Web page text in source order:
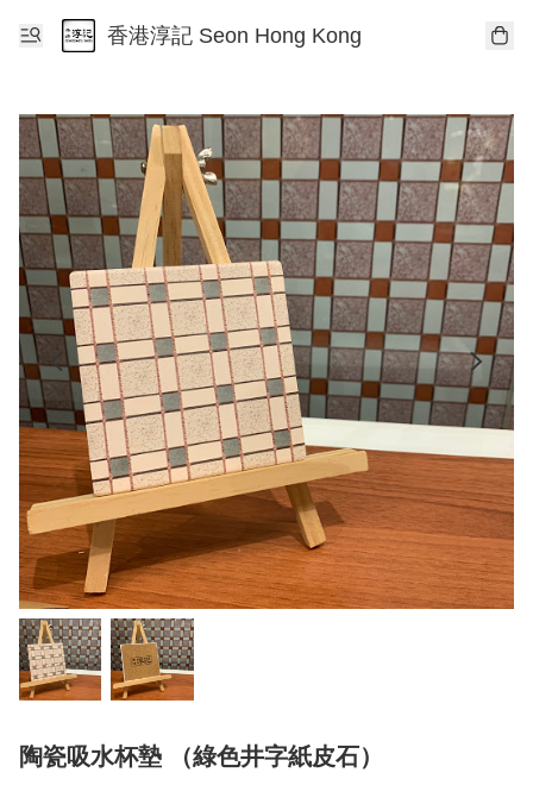
香港淳記 Seon Hong Kong
陶瓷吸水杯墊 （綠色井字紙皮石）